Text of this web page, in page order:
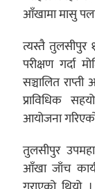
आँखामा मासु
त्यस्तै तुलसीपुर
परीक्षण गर्दा
सञ्चालित
प्राविधिक
आयोजना
तुलसीपुर
आँखा जाँच